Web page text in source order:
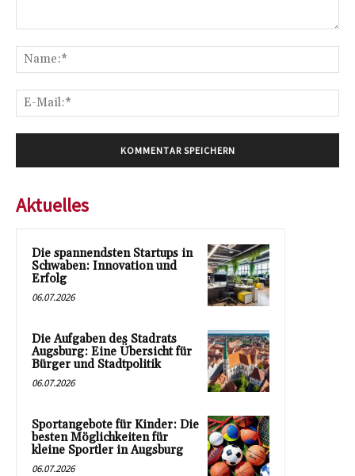
Aktuelles
Die spannendsten Startups in
Schwaben: Innovation und
Erfolg
06.07.2026
Die Aufgaben des Stadrats
Augsburg: Eine Übersicht für
Bürger und Stadtpolitik
06.07.2026
Sportangebote für Kinder: Die
besten Möglichkeiten für
kleine Sportler in Augsburg
06.07.2026